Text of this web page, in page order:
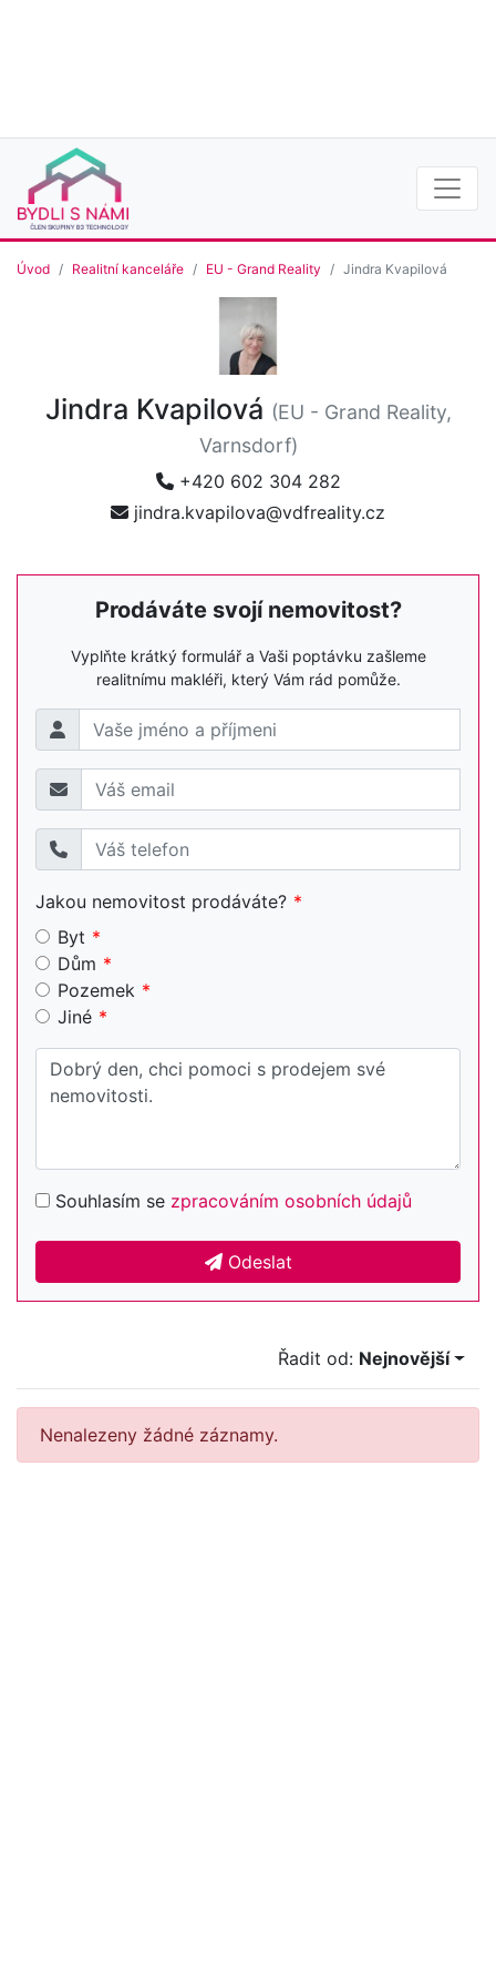
Úvod Realitní kanceláře EU - Grand Reality Jindra Kvapilová
Jindra Kvapilová (EU - Grand Reality,
Varnsdorf)
+420 602 304 282
jindra.kvapilova@vdfreality.cz
Prodáváte svojí nemovitost?
Vyplňte krátký formulář a Vaši poptávku zašleme
realitnímu makléři, který Vám rád pomůže.
Jakou nemovitost prodáváte?
Byt
Dům
Pozemek
Jiné
Souhlasím se zpracováním osobních údajů
Odeslat
Řadit od: Nejnovější
Nenalezeny žádné záznamy.